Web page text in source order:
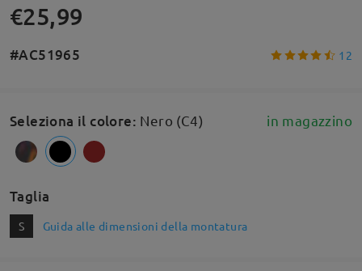
€25,99
#AC51965 12
Seleziona il colore: Nero (C4) in magazzino
Taglia
S Guida alle dimensioni della montatura